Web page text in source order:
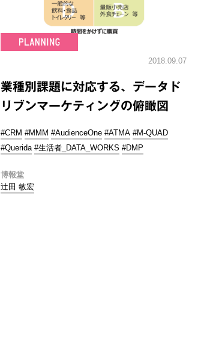
2018.09.07
業種別課題に対応する、データド
リブンマーケティングの俯瞰図
#CRM #MMM #AudienceOne #ATMA #M-QUAD
#Querida #生活者_DATA_WORKS #DMP
博報堂
辻田 敏宏